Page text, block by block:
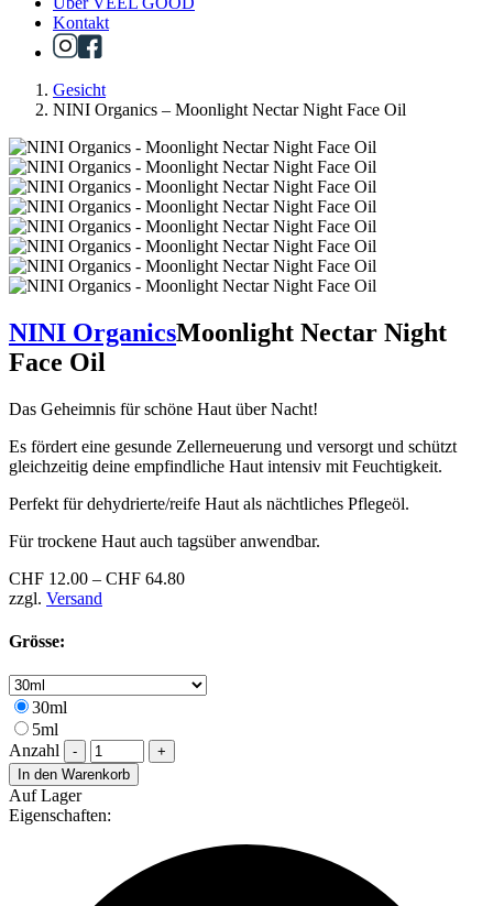
Kontakt
Gesicht
NINI Organics – Moonlight Nectar Night Face Oil
NINI OrganicsMoonlight Nectar Night
Face Oil
Das Geheimnis für schöne Haut über Nacht!
Es fördert eine gesunde Zellerneuerung und versorgt und schützt
gleichzeitig deine empfindliche Haut intensiv mit Feuchtigkeit.
Perfekt für dehydrierte/reife Haut als nächtliches Pflegeöl.
Für trockene Haut auch tagsüber anwendbar.
CHF 12.00 – CHF 64.80
zzgl. Versand
Grösse:
30ml
5ml
Anzahl
-
+
In den Warenkorb
Auf Lager
Eigenschaften: